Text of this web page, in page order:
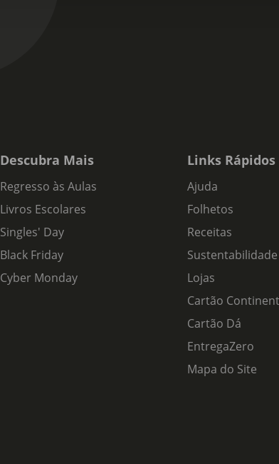
Descubra Mais
Regresso às Aulas
Livros Escolares
Singles' Day
Black Friday
Cyber Monday
Links Rápidos
Ajuda
Folhetos
Receitas
Sustentabilidade
Lojas
Cartão
Cartão Dá
EntregaZero
Mapa do Site